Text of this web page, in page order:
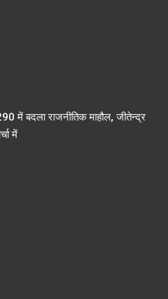
में बदला राजनीतिक माहौल, जीतेन्द्र
में